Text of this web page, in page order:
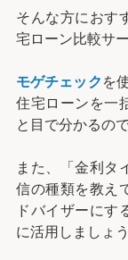
そんな方におす
宅ローン比較サ
モゲチェック を
住宅ローンを一
と目で分かるの
また、「金利タ
信の種類を教え
ドバイザーにす
に活用しましょう